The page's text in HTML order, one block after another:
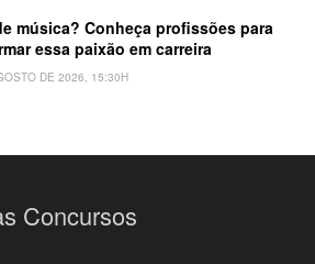
música? Conheça profissões para
essa paixão em carreira
DE 2026, 15:30H
Concursos